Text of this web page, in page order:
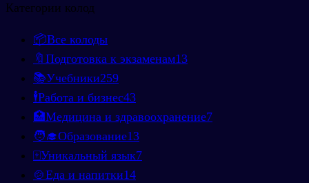
Категории колод
📦Все колоды
🔖 Подготовка к экзаменам13
📚Учебники259
🕴️Работа и бизнес43
🏥Медицина и здравоохранение7
🧑‍🎓Образование13
🀄Уникальный язык7
🍲Еда и напитки14